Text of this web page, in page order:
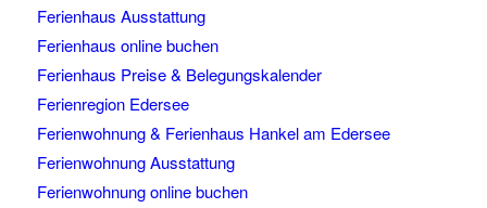
Ferienhaus Ausstattung
Ferienhaus online buchen
Ferienhaus Preise & Belegungskalender
Ferienregion Edersee
Ferienwohnung & Ferienhaus Hankel am Edersee
Ferienwohnung Ausstattung
Ferienwohnung online buchen